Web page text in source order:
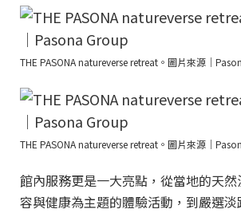
THE PASONA natureverse retreat。圖片來源｜
THE PASONA natureverse retreat。圖片來源｜
館內服務更是一大亮點，從當地的天
容與健康為主題的體驗活動，到嚴選